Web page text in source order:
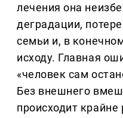
лечения она
деградации,
семьи и, в
исходу. Главная
«человек сам
Без внешнего
происходит